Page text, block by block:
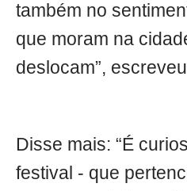
também no
que moram na
deslocam”,
Disse mais: “É
festival - que